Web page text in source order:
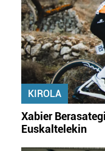
KIROLA
Xabier
Euskaltelekin